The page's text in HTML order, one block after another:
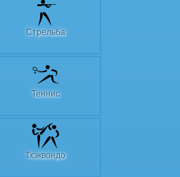
Стрельба
Теннис
Тхэквондо